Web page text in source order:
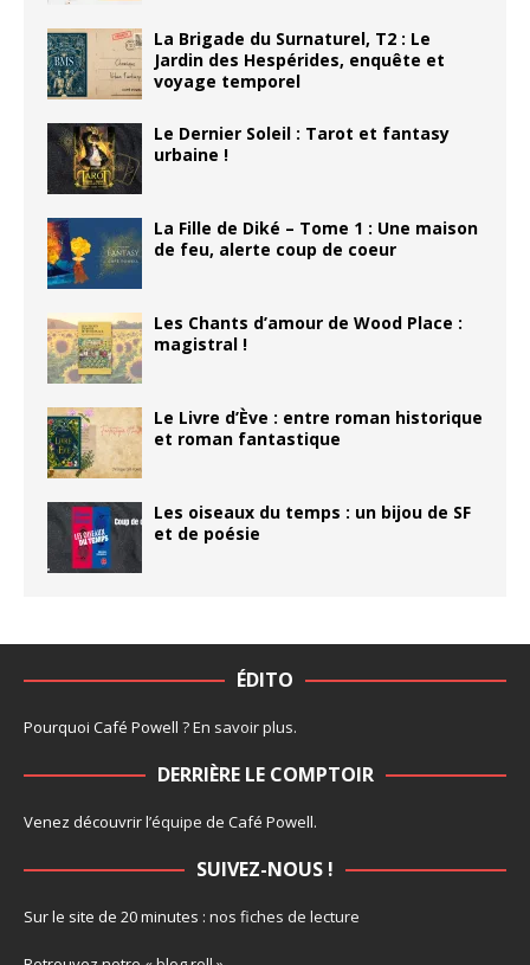
La Brigade du Surnaturel, T2 : Le
Jardin des Hespérides, enquête et
voyage temporel
Le Dernier Soleil : Tarot et fantasy
urbaine !
La Fille de Diké – Tome 1 : Une maison
de feu, alerte coup de coeur
Les Chants d’amour de Wood Place :
magistral !
Le Livre d’Ève : entre roman historique
et roman fantastique
Les oiseaux du temps : un bijou de SF
et de poésie
ÉDITO
Pourquoi Café Powell ?En savoir plus.
DERRIÈRE LE COMPTOIR
Venez découvrir l’équipe de Café Powell.
SUIVEZ-NOUS !
Sur le site de 20 minutes : nos fiches de lecture